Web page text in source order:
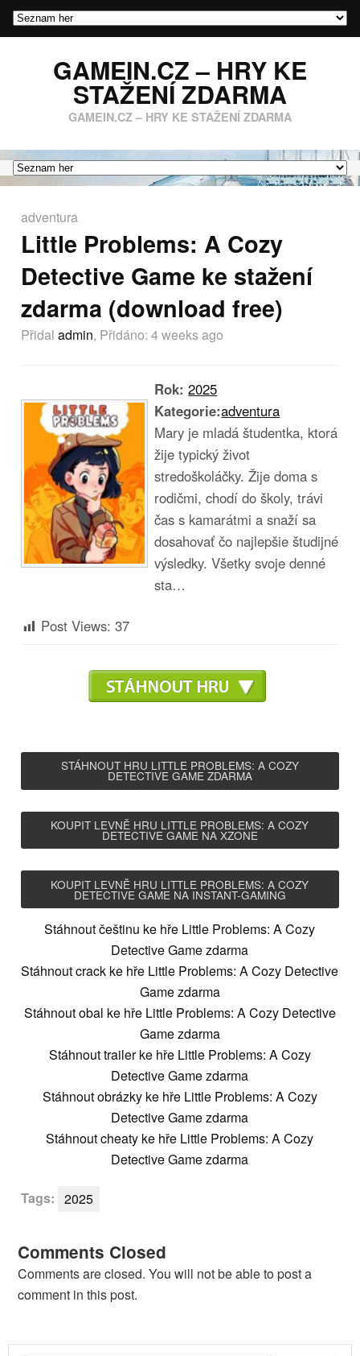
GAMEIN.CZ – HRY KE
STAŽENÍ ZDARMA
GAMEIN.CZ – HRY KE STAŽENÍ ZDARMA
adventura
Little Problems: A Cozy
Detective Game ke stažení
zdarma (download free)
Přidal admin, Přidáno: 4 weeks ago
Rok:2025
Kategorie:adventura
Mary je mladá študentka, ktorá
žije typický život
stredoškoláčky. Žije doma s
rodičmi, chodí do školy, trávi
čas s kamarátmi a snaží sa
dosahovať čo najlepšie študijné
výsledky. Všetky svoje denné
sta…
Post Views: 37
STÁHNOUT HRU LITTLE PROBLEMS: A COZY
DETECTIVE GAME ZDARMA
KOUPIT LEVNĚ HRU LITTLE PROBLEMS: A COZY
DETECTIVE GAME NA XZONE
KOUPIT LEVNĚ HRU LITTLE PROBLEMS: A COZY
DETECTIVE GAME NA INSTANT-GAMING
Stáhnout češtinu ke hře Little Problems: A Cozy
Detective Game zdarma
Stáhnout crack ke hře Little Problems: A Cozy Detective
Game zdarma
Stáhnout obal ke hře Little Problems: A Cozy Detective
Game zdarma
Stáhnout trailer ke hře Little Problems: A Cozy
Detective Game zdarma
Stáhnout obrázky ke hře Little Problems: A Cozy
Detective Game zdarma
Stáhnout cheaty ke hře Little Problems: A Cozy
Detective Game zdarma
Tags: 2025
Comments Closed
Comments are closed. You will not be able to post a
comment in this post.